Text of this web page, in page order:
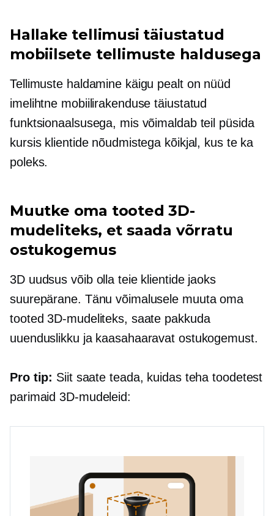
Hallake tellimusi täiustatud
mobiilsete tellimuste haldusega
Tellimuste haldamine käigu pealt on nüüd
imelihtne mobiilirakenduse täiustatud
funktsionaalsusega, mis võimaldab teil püsida
kursis klientide nõudmistega kõikjal, kus te ka
poleks.
Muutke oma tooted 3D-
mudeliteks, et saada võrratu
ostukogemus
3D uudsus võib olla teie klientide jaoks
suurepärane. Tänu võimalusele muuta oma
tooted 3D-mudeliteks, saate pakkuda
uuenduslikku ja kaasahaaravat ostukogemust.
Pro tip: Siit saate teada, kuidas teha toodetest
parimaid 3D-mudeleid: